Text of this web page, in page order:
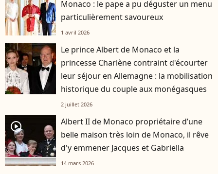
Monaco : le pape a pu déguster un menu
particulièrement savoureux
1 avril 2026
Le prince Albert de Monaco et la
princesse Charlène contraint d'écourter
leur séjour en Allemagne : la mobilisation
historique du couple aux monégasques
2 juillet 2026
player2
Albert II de Monaco propriétaire d’une
belle maison très loin de Monaco, il rêve
d'y emmener Jacques et Gabriella
14 mars 2026